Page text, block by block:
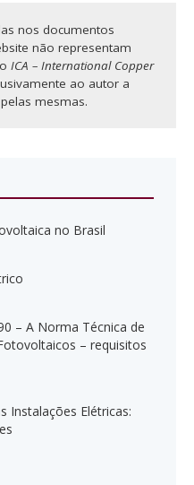
nos documentos
não representam
ICA – International Copper
ao autor a
mesmas.
no Brasil
– A Norma Técnica de
– requisitos
Instalações Elétricas: